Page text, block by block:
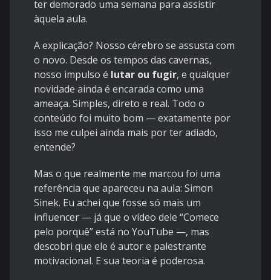
ter demorado uma semana para assistir
àquela aula.
A explicação? Nosso cérebro se assusta com
o novo. Desde os tempos das cavernas,
nosso impulso é lutar ou fugir, e qualquer
novidade ainda é encarada como uma
ameaça. Simples, direto e real. Todo o
conteúdo foi muito bom — exatamente por
isso me culpei ainda mais por ter adiado,
entende?
Mas o que realmente me marcou foi uma
referência que apareceu na aula: Simon
Sinek. Eu achei que fosse só mais um
influencer — já que o vídeo dele “Comece
pelo porquê” está no YouTube —, mas
descobri que ele é autor e palestrante
motivacional. E sua teoria é poderosa.